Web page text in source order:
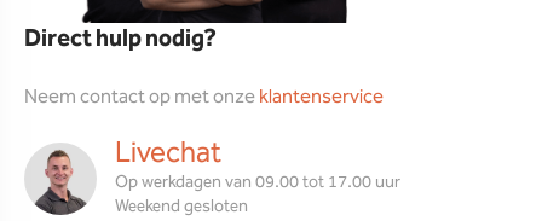
Direct hulp nodig?
Neem contact op met onzeklantenservice
Livechat
Op werkdagen van 09.00 tot 17.00 uur
Weekend gesloten